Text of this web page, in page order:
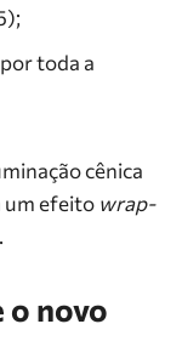
toda a
cênica
um efeito wrap-
o novo